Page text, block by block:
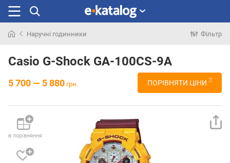
раніше
Наручні годинники Фільтр
Casio G-Shock GA-100CS-9A
5 700 — 5 880 грн. ПОРІВНЯТИ ЦІНИ 3
в порівняння